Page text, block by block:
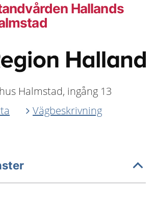
Hallands
Halmstad, ingång 13
Vägbeskrivning